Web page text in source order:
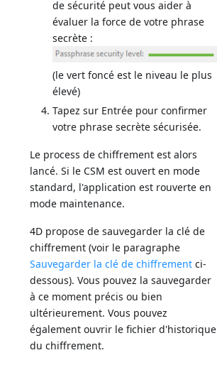
de sécurité peut vous aider à
évaluer la force de votre phrase
secrète :
(le vert foncé est le niveau le plus
élevé)
Tapez sur Entrée pour confirmer
votre phrase secrète sécurisée.
Le process de chiffrement est alors
lancé. Si le CSM est ouvert en mode
standard, l'application est rouverte en
mode maintenance.
4D propose de sauvegarder la clé de
chiffrement (voir le paragraphe
Sauvegarder la clé de chiffrement ci-
dessous). Vous pouvez la sauvegarder
à ce moment précis ou bien
ultérieurement. Vous pouvez
également ouvrir le fichier d'historique
du chiffrement.